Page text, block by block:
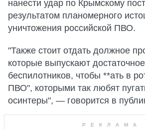
нанести удар по Крымскому
результатом планомерного
уничтожения российской ПВО.
"Также стоит отдать должное
которые выпускают
беспилотников, чтобы **ать в
ПВО", которыми так любят
осинтеры", — говорится в